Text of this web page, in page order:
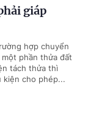
giáp
hợp chuyển
phần thửa đất
tách thửa thì
kiện cho phép...